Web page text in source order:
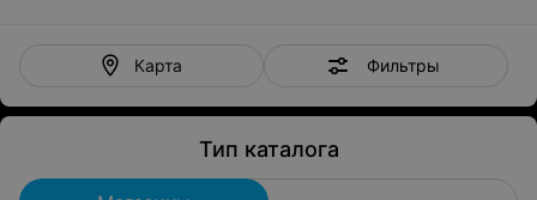
Карта Фильтры
Тип каталога